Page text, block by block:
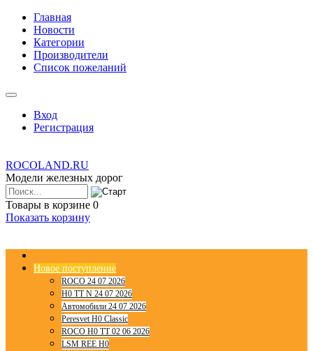
Главная
Новости
Категории
Производители
Список пожеланий
Вход
Регистрация
ROCOLAND.RU
Модели железных дорог
Товары в корзине 0
Показать корзину
Новое поступление
ROCO 24 07 2026
H0 TT N 24 07 2026
Автомобили 24 07 2026
Peresvet H0 Classic
ROCO H0 TT 02 06 2026
LSM REE H0